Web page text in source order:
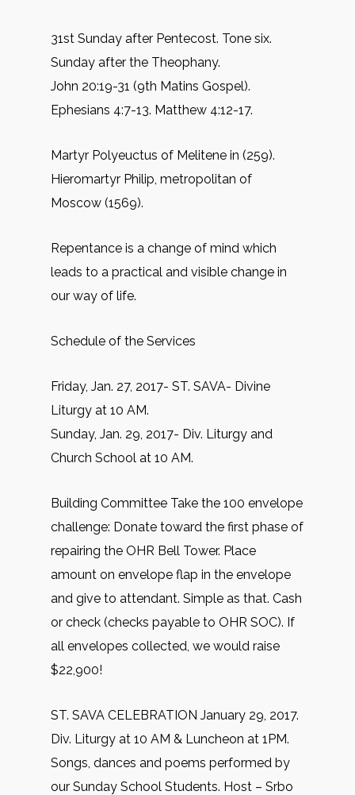
31st Sunday after Pentecost. Tone six.
Sunday after the Theophany.
John 20:19-31 (9th Matins Gospel).
Ephesians 4:7-13. Matthew 4:12-17.
Martyr Polyeuctus of Melitene in (259).
Hieromartyr Philip, metropolitan of
Moscow (1569).
Repentance is a change of mind which
leads to a practical and visible change in
our way of life.
Schedule of the Services
Friday, Jan. 27, 2017- ST. SAVA- Divine
Liturgy at 10 AM.
Sunday, Jan. 29, 2017- Div. Liturgy and
Church School at 10 AM.
Building Committee Take the 100 envelope
challenge: Donate toward the first phase of
repairing the OHR Bell Tower. Place
amount on envelope flap in the envelope
and give to attendant. Simple as that. Cash
or check (checks payable to OHR SOC). If
all envelopes collected, we would raise
$22,900!
ST. SAVA CELEBRATION January 29, 2017.
Div. Liturgy at 10 AM & Luncheon at 1PM.
Songs, dances and poems performed by
our Sunday School Students. Host – Srbo